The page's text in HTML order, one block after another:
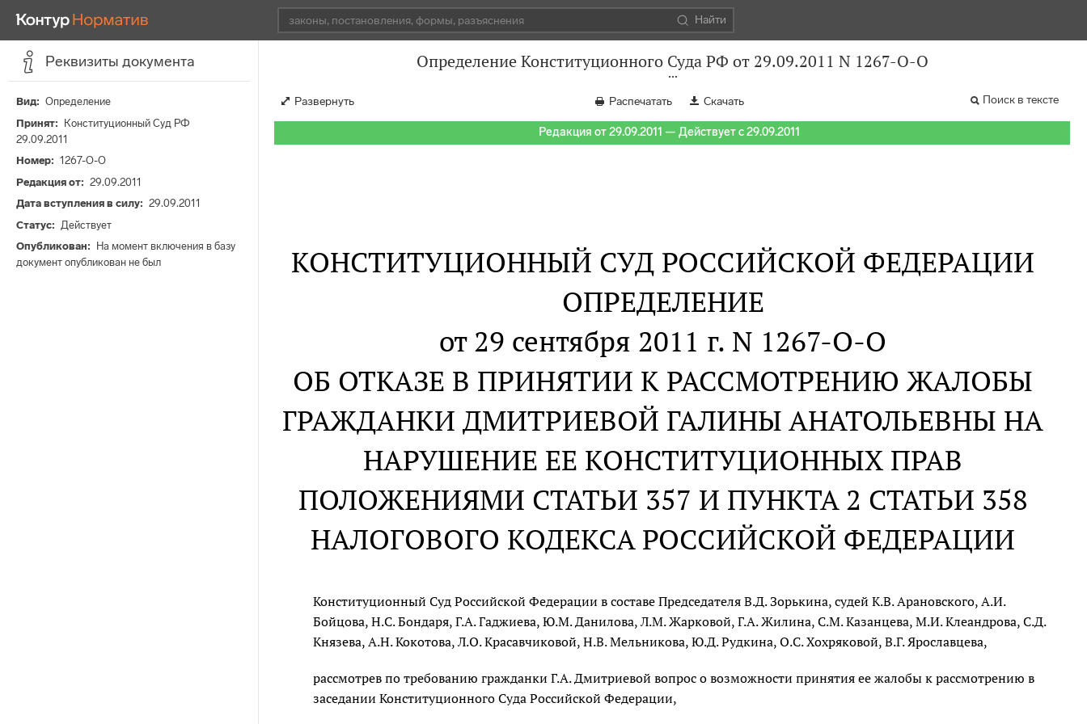
Найти
Реквизиты документа
Вид
Определение
Принят
Конституционный Суд РФ
29.09.2011
Номер
1267-О-О
Редакция от
29.09.2011
Дата вступления в силу
29.09.2011
Статус
Действует
Опубликован
На момент включения в базу
документ опубликован не был
Определение Конституционного Суда РФ от 29.09.2011 N 1267-О-О
Развернуть Распечатать Скачать Поиск в тексте
Редакция от 29.09.2011 — Действует с 29.09.2011
КОНСТИТУЦИОННЫЙ СУД РОССИЙСКОЙ ФЕДЕРАЦИИ
ОПРЕДЕЛЕНИЕ
от 29 сентября 2011 г. N 1267-О-О
ОБ ОТКАЗЕ В ПРИНЯТИИ К РАССМОТРЕНИЮ ЖАЛОБЫ
ГРАЖДАНКИ ДМИТРИЕВОЙ ГАЛИНЫ АНАТОЛЬЕВНЫ НА
НАРУШЕНИЕ ЕЕ КОНСТИТУЦИОННЫХ ПРАВ
ПОЛОЖЕНИЯМИ СТАТЬИ 357 И ПУНКТА 2 СТАТЬИ 358
НАЛОГОВОГО КОДЕКСА РОССИЙСКОЙ ФЕДЕРАЦИИ
Конституционный Суд Российской Федерации в составе Председателя В.Д. Зорькина, судей К.В. Арановского, А.И.
Бойцова, Н.С. Бондаря, Г.А. Гаджиева, Ю.М. Данилова, Л.М. Жарковой, Г.А. Жилина, С.М. Казанцева, М.И. Клеандрова, С.Д.
Князева, А.Н. Кокотова, Л.О. Красавчиковой, Н.В. Мельникова, Ю.Д. Рудкина, О.С. Хохряковой, В.Г. Ярославцева,
рассмотрев по требованию гражданки Г.А. Дмитриевой вопрос о возможности принятия ее жалобы к рассмотрению в
заседании Конституционного Суда Российской Федерации,